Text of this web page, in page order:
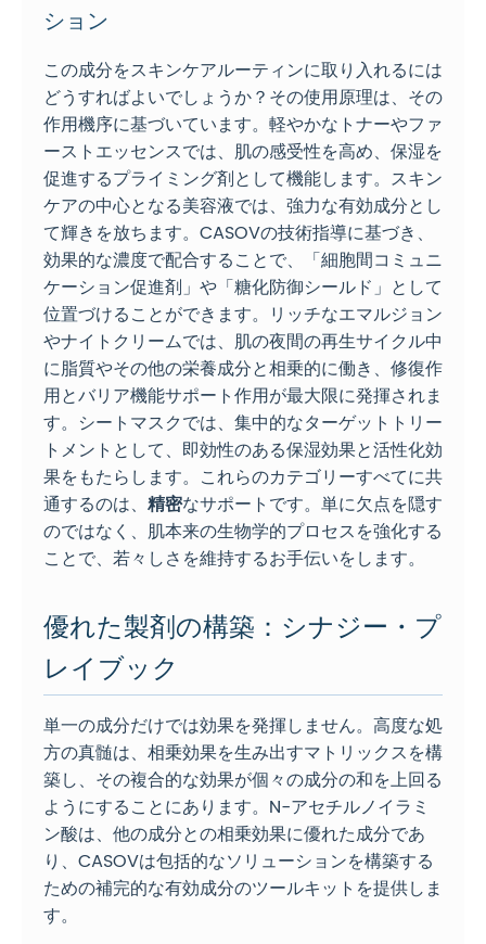
ション
この成分をスキンケアルーティンに取り入れるには
どうすればよいでしょうか？その使用原理は、その
作用機序に基づいています。軽やかなトナーやファ
ーストエッセンスでは、肌の感受性を高め、保湿を
促進するプライミング剤として機能します。スキン
ケアの中心となる美容液では、強力な有効成分とし
て輝きを放ちます。CASOVの技術指導に基づき、
効果的な濃度で配合することで、「細胞間コミュニ
ケーション促進剤」や「糖化防御シールド」として
位置づけることができます。リッチなエマルジョン
やナイトクリームでは、肌の夜間の再生サイクル中
に脂質やその他の栄養成分と相乗的に働き、修復作
用とバリア機能サポート作用が最大限に発揮されま
す。シートマスクでは、集中的なターゲットトリー
トメントとして、即効性のある保湿効果と活性化効
果をもたらします。これらのカテゴリーすべてに共
通するのは、 精密なサポートです。単に欠点を隠す
のではなく、肌本来の生物学的プロセスを強化する
ことで、若々しさを維持するお手伝いをします。
優れた製剤の構築：シナジー・プ
レイブック
単一の成分だけでは効果を発揮しません。高度な処
方の真髄は、相乗効果を生み出すマトリックスを構
築し、その複合的な効果が個々の成分の和を上回る
ようにすることにあります。N-アセチルノイラミ
ン酸は、他の成分との相乗効果に優れた成分であ
り、CASOVは包括的なソリューションを構築する
ための補完的な有効成分のツールキットを提供しま
す。